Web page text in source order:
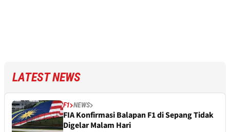
LATEST NEWS
F1 NEWS
FIA Konfirmasi Balapan F1 di Sepang Tidak
Digelar Malam Hari